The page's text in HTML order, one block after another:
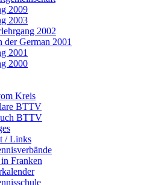
2009
2003
2002
der German 2001
2001
2000
Kreis
BTTV
BTTV
/ Links
Franken